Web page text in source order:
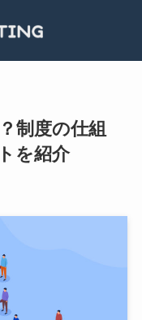
制度の仕組
を紹介